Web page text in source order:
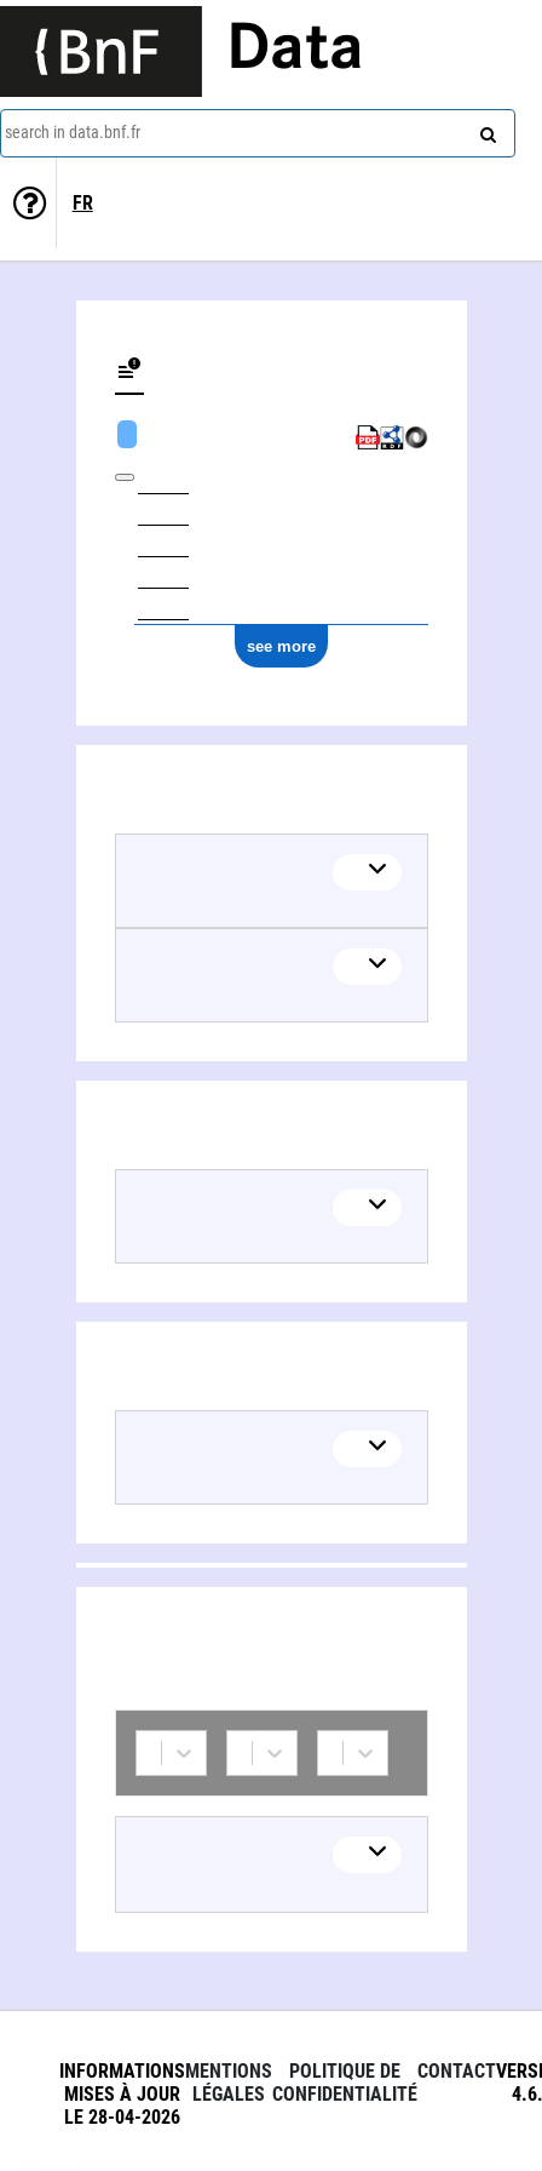
Data
search in data.bnf.fr
FR
see more
INFORMATIONS
MISES À JOUR
LE 28-04-2026
MENTIONS
LÉGALES
POLITIQUE DE
CONFIDENTIALITÉ
CONTACT